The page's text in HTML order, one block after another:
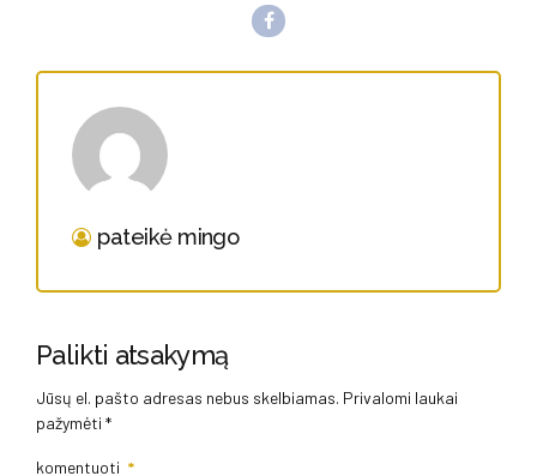
pateikė mingo
Palikti atsakymą
Jūsų el. pašto adresas nebus skelbiamas. Privalomi laukai
pažymėti *
komentuoti *